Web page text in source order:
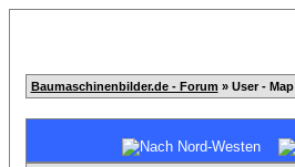
Baumaschinenbilder.de - Forum » User - Map